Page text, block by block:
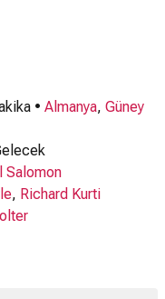
• Almanya, Güney
Salomon
, Richard Kurti